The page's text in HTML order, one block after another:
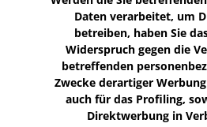
Daten verarbeitet, um
betreiben, haben Sie
Widerspruch gegen die
betreffenden
Zwecke derartiger
auch für das Profiling,
Direktwerbung in